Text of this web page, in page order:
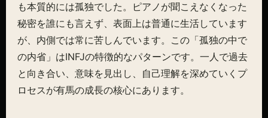
も本質的には孤独でした。ピアノが聞こえなくなった
秘密を誰にも言えず、表面上は普通に生活しています
が、内側では常に苦しんでいます。この「孤独の中で
の内省」はINFJの特徴的なパターンです。一人で過去
と向き合い、意味を見出し、自己理解を深めていくプ
ロセスが有馬の成長の核心にあります。